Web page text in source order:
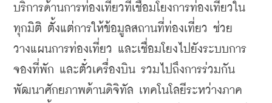
บริการด้านการท่องเที่ยวที่เชื่อมโยงการท่องเที่ยวใน
ทุกมิติ ตั้งแต่การให้ข้อมูลสถานที่ท่องเที่ยว ช่วย
วางแผนการท่องเที่ยว และเชื่อมโยงไปยังระบบการ
จองที่พัก และตั๋วเครื่องบิน รวมไปถึงการร่วมกัน
พัฒนาศักยภาพด้านดิจิทัล เทคโนโลยีระหว่างภาค